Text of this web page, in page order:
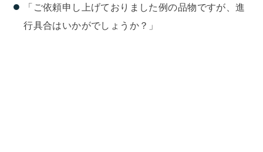
「ご依頼申し上げておりました例の品物ですが、進
行具合はいかがでしょうか？」